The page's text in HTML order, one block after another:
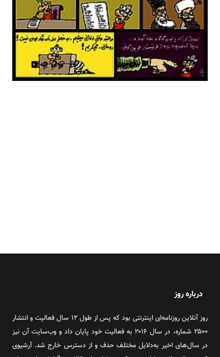
درباره روز
روز آنلاین روزنامه‌ای اینترنتی بود که پس از طول ۱۲ سال فعالیت و انتشار
۲۵۰۰ شماره، در سال ۲۰۱۶ به فعالیت خود پایان داد و وب‌سایت آن نیز
در سال‌های اخیر به‌دلایل مختلف حذف و از دسترس خارج شد. آرشیوی